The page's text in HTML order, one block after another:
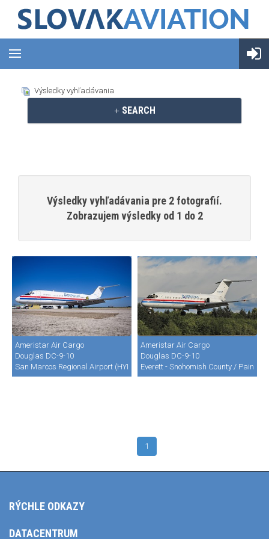
Výsledky vyhľadávania
SEARCH
Výsledky vyhľadávania pre 2 fotografií.
Zobrazujem výsledky od 1 do 2
Ameristar Air Cargo
Douglas DC-9-10
San Marcos Regional Airport (HYI/KHYI)
Ameristar Air Cargo
Douglas DC-9-10
Everett - Snohomish County / Paine
1
RÝCHLE ODKAZY
DATACENTRUM